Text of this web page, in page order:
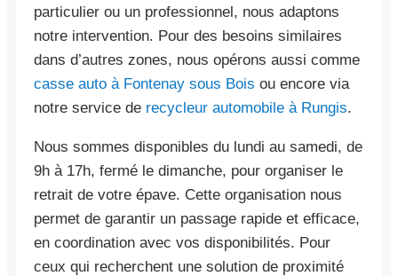
particulier ou un professionnel, nous adaptons
notre intervention. Pour des besoins similaires
dans d’autres zones, nous opérons aussi comme
casse auto à Fontenay sous Bois ou encore via
notre service de recycleur automobile à Rungis.
Nous sommes disponibles du lundi au samedi, de
9h à 17h, fermé le dimanche, pour organiser le
retrait de votre épave. Cette organisation nous
permet de garantir un passage rapide et efficace,
en coordination avec vos disponibilités. Pour
ceux qui recherchent une solution de proximité